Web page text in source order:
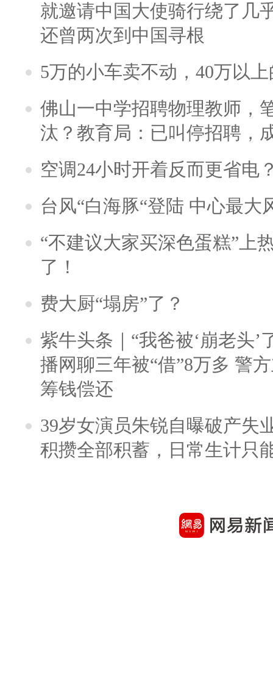
就邀请中国大使骑行绕了几
还曾两次到中国寻根
5万的小车卖不动，40万以
佛山一中学招聘物理教师，
汰？教育局：已叫停招聘，
空调24小时开着反而更省电
台风“白海豚“登陆 中心最大
“不建议大家买深色蛋糕”上
了！
费大厨“塌房”了？
紫牛头条｜“我爸被‘崩老头’
播网聊三年被“借”8万多 警
筹钱偿还
39岁女演员朱锐自曝破产失
积攒全部积蓄，日常生计只